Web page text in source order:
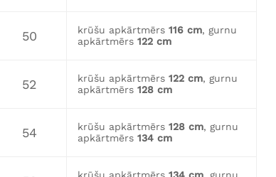
50 krūšu apkārtmērs 116 cm, gurnu
apkārtmērs 122 cm
52 krūšu apkārtmērs 122 cm, gurnu
apkārtmērs 128 cm
54 krūšu apkārtmērs 128 cm, gurnu
apkārtmērs 134 cm